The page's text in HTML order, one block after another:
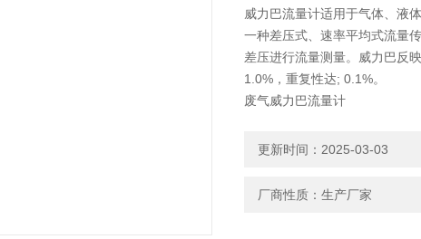
威力巴流量计适用于气体、液
一种差压式、速率平均式流量
差压进行流量测量。威力巴反
1.0%，重复性达; 0.1%。
废气威力巴流量计
更新时间：2025-03-03
厂商性质：生产厂家